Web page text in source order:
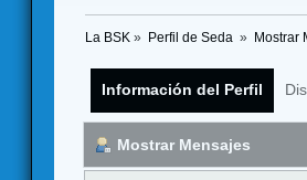
La BSK » Perfil de Seda » Mostrar
Información del Perfil
Mostrar Mensajes